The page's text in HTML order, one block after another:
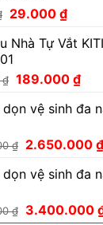
Giá
là:
50.000 ₫.
29.000 ₫Giá
tại
Nhà Tự Vắt
₫ Giá
là:
189.000 ₫Giá
tại
dọn vệ sinh đa
₫
Giá
là:
2.650.000 ₫
dọn vệ sinh đa
₫
Giá
3.400.000